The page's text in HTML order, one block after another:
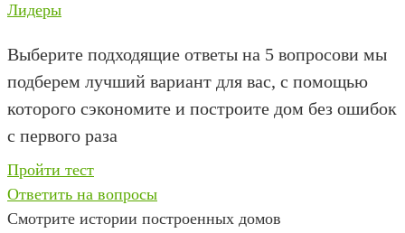
Лидеры
Выберите подходящие ответы на 5 вопросови мы
подберем лучший вариант для вас, с помощью
которого сэкономите и построите дом без ошибок
с первого раза
Пройти тест
Ответить на вопросы
Смотрите истории построенных домов